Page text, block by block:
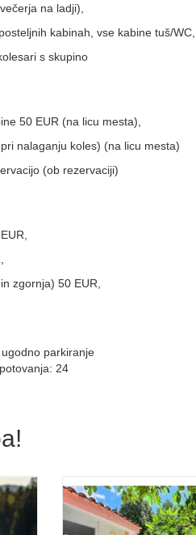
na ladji),
kabinah, vse kabine tuš/
s skupino
50 EUR (na licu mesta),
nalaganju koles) (na licu mesta)
(ob rezervaciji)
zgornja) 50 EUR,
parkiranje
24